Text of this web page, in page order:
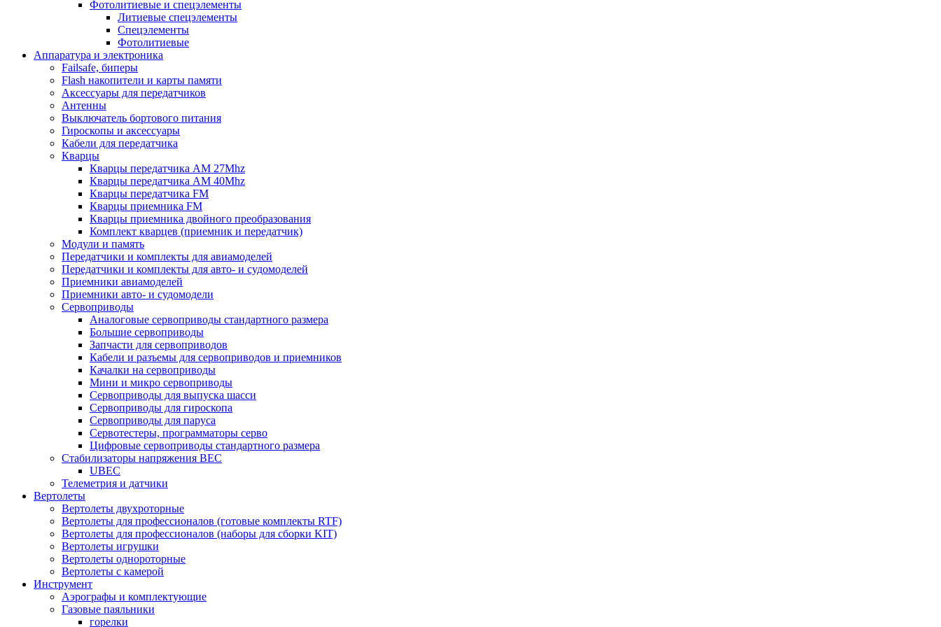
Фотолитиевые и спецэлементы
Литиевые спецэлементы
Спецэлементы
Фотолитиевые
Аппаратура и электроника
Failsafe, биперы
Flash накопители и карты памяти
Аксессуары для передатчиков
Антенны
Выключатель бортового питания
Гироскопы и аксессуары
Кабели для передатчика
Кварцы
Кварцы передатчика AM 27Mhz
Кварцы передатчика AM 40Mhz
Кварцы передатчика FM
Кварцы приемника FM
Кварцы приемника двойного преобразования
Комплект кварцев (приемник и передатчик)
Модули и память
Передатчики и комплекты для авиамоделей
Передатчики и комплекты для авто- и судомоделей
Приемники авиамоделей
Приемники авто- и судомодели
Сервоприводы
Аналоговые сервоприводы стандартного размера
Большие сервоприводы
Запчасти для сервоприводов
Кабели и разъемы для сервоприводов и приемников
Качалки на сервоприводы
Мини и микро сервоприводы
Сервоприводы для выпуска шасси
Сервоприводы для гироскопа
Сервоприводы для паруса
Сервотестеры, программаторы серво
Цифровые сервоприводы стандартного размера
Стабилизаторы напряжения BEC
UBEC
Телеметрия и датчики
Вертолеты
Вертолеты двухроторные
Вертолеты для профессионалов (готовые комплекты RTF)
Вертолеты для профессионалов (наборы для сборки KIT)
Вертолеты игрушки
Вертолеты однороторные
Вертолеты с камерой
Инструмент
Аэрографы и комплектующие
Газовые паяльники
горелки